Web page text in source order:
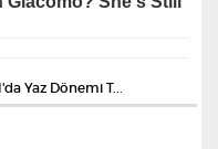
Dizgi Nedir?